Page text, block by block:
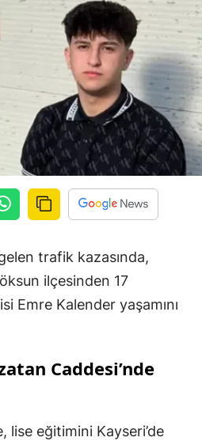
trafik kazasında,
ilçesinden 17
Emre Kalender yaşamını
Caddesi’nde
lise eğitimini Kayseri’de